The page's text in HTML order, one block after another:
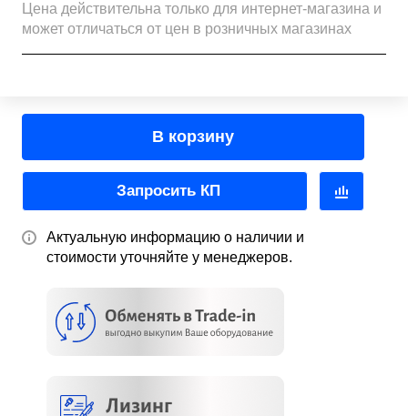
Цена действительна только для интернет-магазина и
может отличаться от цен в розничных магазинах
В корзину
Запросить КП
Актуальную информацию о наличии и
стоимости уточняйте у менеджеров.